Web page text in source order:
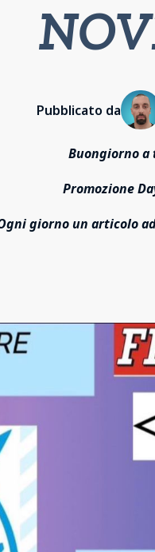
Pubblicato da
Buongiorno
Promozione
giorno un articolo